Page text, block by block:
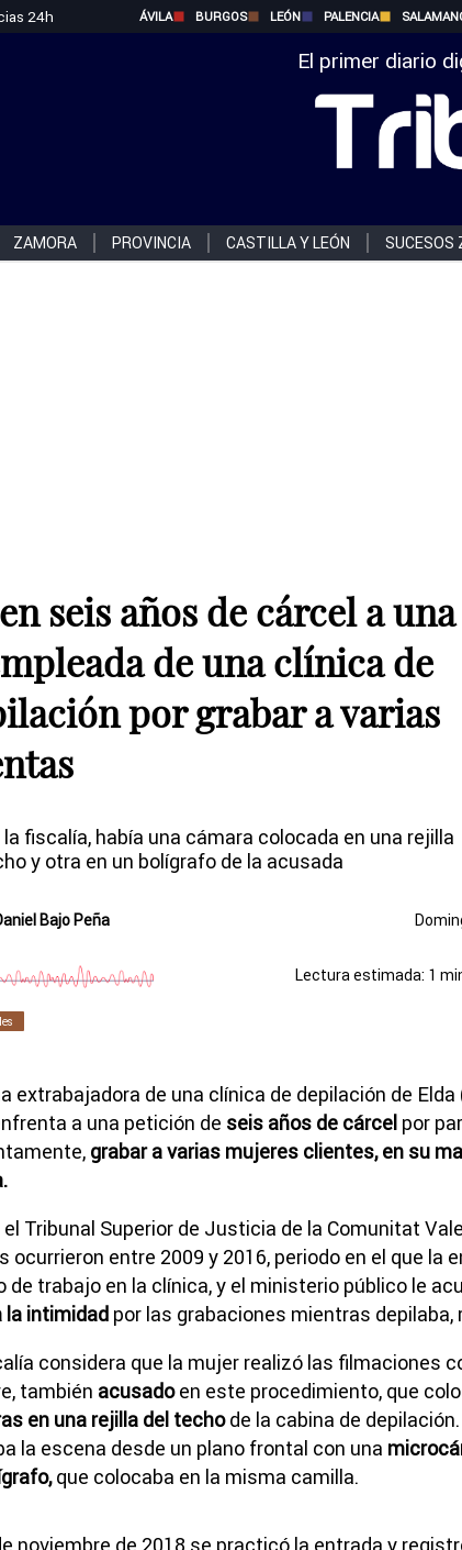
24h ÁVILA BURGOS LEÓN PALENCIA
El primer diario
ZAMORA PROVINCIA CASTILLA Y LEÓN SUCESOS
seis años de cárcel a una
de una clínica de
por grabar a varias
la fiscalía, había una cámara colocada en una rejilla
y otra en un bolígrafo de la acusada
Bajo Peña
Lectura estimada: 1
extrabajadora de una clínica de depilación de
a una petición de seis años de cárcel por
grabar a varias mujeres clientes, en su
el Tribunal Superior de Justicia de la Comunitat
ocurrieron entre 2009 y 2016, periodo en el que la
de trabajo en la clínica, y el ministerio público le
la intimidad por las grabaciones mientras depilaba,
considera que la mujer realizó las filmaciones
también acusadoen este procedimiento, que
en una rejilla del techode la cabina de
la escena desde un plano frontal con una
que colocaba en la misma camilla.